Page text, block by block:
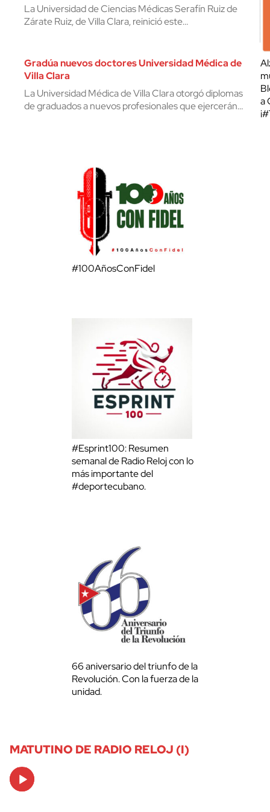
La Universidad de Ciencias Médicas Serafín Ruiz de
Zárate Ruiz, de Villa Clara, reinició este…
Gradúa nuevos doctores Universidad Médica de
Villa Clara
La Universidad Médica de Villa Clara otorgó diplomas
de graduados a nuevos profesionales que ejercerán…
a
#100AñosConFidel
#Esprint100: Resumen
semanal de Radio Reloj con lo
más importante del
#deportecubano.
66 aniversario del triunfo de la
Revolución. Con la fuerza de la
unidad.
MATUTINO DE RADIO RELOJ (I)
Audio
Player